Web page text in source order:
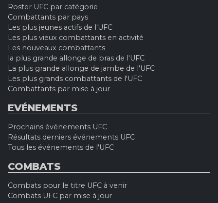
Roster UFC par catégorie
Combattants par pays
Les plus jeunes actifs de l'UFC
Les plus vieux combattants en activité
Les nouveaux combattants
la plus grande allonge de bras de l'UFC
La plus grande allonge de jambe de l'UFC
Les plus grands combattants de l'UFC
Combattants par mise à jour
EVÉNEMENTS
Prochains événements UFC
Résultats derniers événements UFC
Tous les événements de l'UFC
COMBATS
Combats pour le titre UFC à venir
Combats UFC par mise à jour